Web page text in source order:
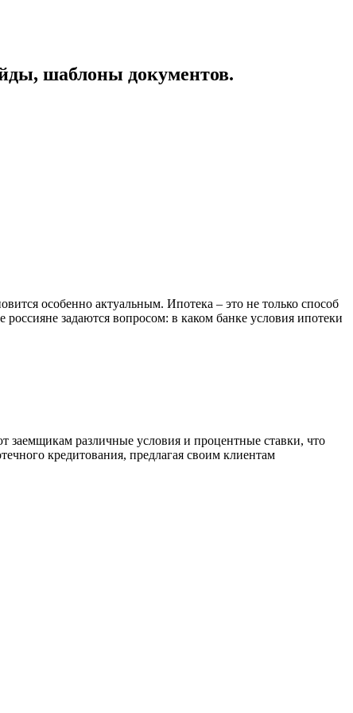
шаблоны документов.
особенно актуальным. Ипотека – это не только способ
задаются вопросом: в каком банке условия ипотеки
различные условия и процентные ставки, что
кредитования, предлагая своим клиентам